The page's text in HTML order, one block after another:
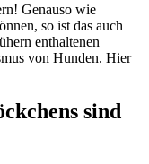
Genauso wie
so ist das auch
enthaltenen
von Hunden. Hier
sind